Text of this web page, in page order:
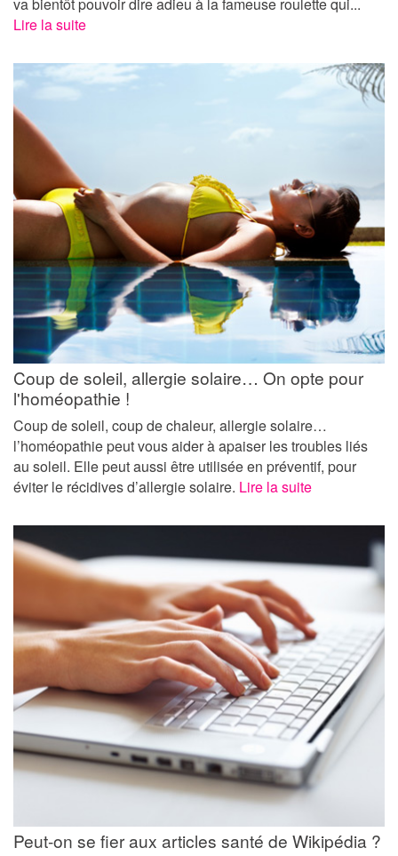
Lire la suite
Coup de soleil, allergie solaire… On opte pour
l'homéopathie !
Coup de soleil, coup de chaleur, allergie solaire…
l’homéopathie peut vous aider à apaiser les troubles liés
au soleil. Elle peut aussi être utilisée en préventif, pour
éviter le récidives d’allergie solaire. Lire la suite
Peut-on se fier aux articles santé de Wikipédia ?